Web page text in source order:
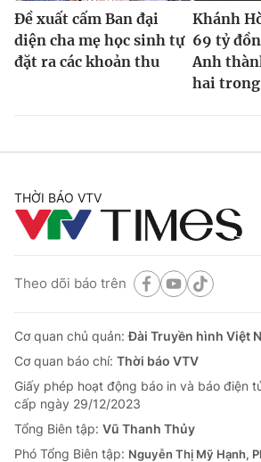
Đề xuất cấm Ban đại
diện cha mẹ học sinh tự
đặt ra các khoản thu
Khánh
69 tỷ
Anh
hai
THỜI BÁO VTV
Theo dõi báo trên
Cơ quan chủ quản:Đài Truyền hình Việt
Cơ quan báo chí: Thời báo VTV
Giấy phép hoạt động báo in và báo điện
cấp ngày 29/12/2023
Tổng Biên tập: Vũ Thanh Thủy
Phó Tổng Biên tập: Nguyễn Thị Mỹ Hạnh,